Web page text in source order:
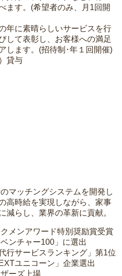
ます。(希望者のみ、月1回開
年に素晴らしいサービスを行
して表彰し、お客様への満足
します。(招待制･年１回開催)
貸与
マッチングシステムを開発し
高時給を実現しながら、家事
減らし、業界の革新に貢献。
メンアワード特別奨励賞受賞
ンチャー100」に選出
サービスランキング」第1位
ユニコーン」企業選出
ーズ上場